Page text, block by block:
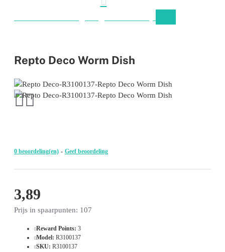
Repto Deco Worm Dish
0 beoordeling(en) - Geef beoordeling
3,89
Prijs in spaarpunten: 107
Reward Points: 3
Model: R3100137
SKU: R3100137